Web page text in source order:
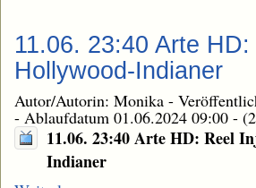
11.06. 23:40 Arte
Hollywood-Indianer
Autor/Autorin: Monika -
- Ablaufdatum 01.06.2024 09:00 -
11.06. 23:40 Arte HD: Reel
Indianer